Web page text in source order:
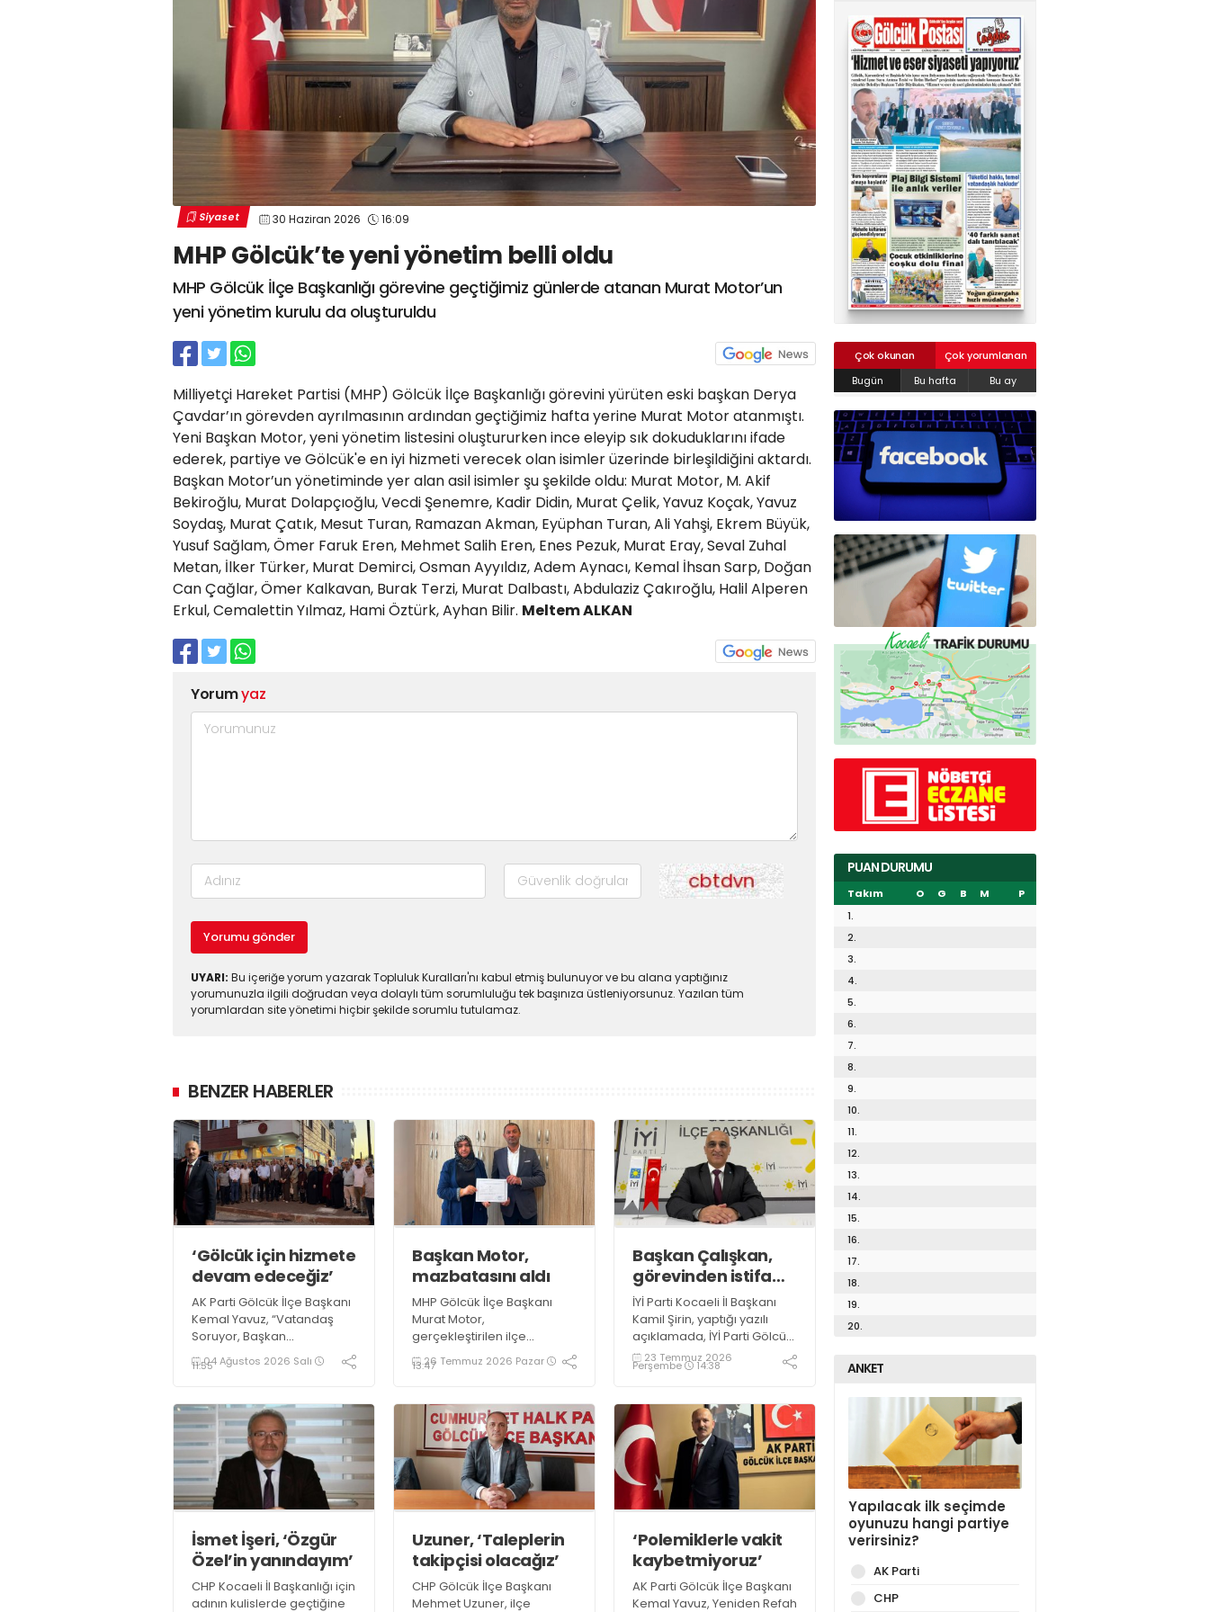
Siyaset 30 Haziran 2026 16:09
MHP Gölcük’te yeni yönetim belli oldu
MHP Gölcük İlçe Başkanlığı görevine geçtiğimiz günlerde atanan Murat Motor’un
yeni yönetim kurulu da oluşturuldu
Milliyetçi Hareket Partisi (MHP) Gölcük İlçe Başkanlığı görevini yürüten eski başkan Derya
Çavdar’ın görevden ayrılmasının ardından geçtiğimiz hafta yerine Murat Motor atanmıştı.
Yeni Başkan Motor, yeni yönetim listesini oluştururken ince eleyip sık dokuduklarını ifade
ederek, partiye ve Gölcük'e en iyi hizmeti verecek olan isimler üzerinde birleşildiğini aktardı.
Başkan Motor’un yönetiminde yer alan asil isimler şu şekilde oldu: Murat Motor, M. Akif
Bekiroğlu, Murat Dolapçıoğlu, Vecdi Şenemre, Kadir Didin, Murat Çelik, Yavuz Koçak, Yavuz
Soydaş, Murat Çatık, Mesut Turan, Ramazan Akman, Eyüphan Turan, Ali Yahşi, Ekrem Büyük,
Yusuf Sağlam, Ömer Faruk Eren, Mehmet Salih Eren, Enes Pezuk, Murat Eray, Seval Zuhal
Metan, İlker Türker, Murat Demirci, Osman Ayyıldız, Adem Aynacı, Kemal İhsan Sarp, Doğan
Can Çağlar, Ömer Kalkavan, Burak Terzi, Murat Dalbastı, Abdulaziz Çakıroğlu, Halil Alperen
Erkul, Cemalettin Yılmaz, Hami Öztürk, Ayhan Bilir. Meltem ALKAN
Yorumyaz
Yorumu gönder
UYARI: Bu içeriğe yorum yazarak Topluluk Kuralları'nı kabul etmiş bulunuyor ve bu alana yaptığınız
yorumunuzla ilgili doğrudan veya dolaylı tüm sorumluluğu tek başınıza üstleniyorsunuz. Yazılan tüm
yorumlardan site yönetimi hiçbir şekilde sorumlu tutulamaz.
BENZER HABERLER
‘Gölcük için hizmete
devam edeceğiz’
AK Parti Gölcük İlçe Başkanı
Kemal Yavuz, “Vatandaş
Soruyor, Başkan
Cevaplıyor” programı ve
parti çalışmaları hakkında
Yavuz, “İlçemiz için
üretmeye ve hizmet
etmeye devam edeceğiz”
dedi
04 Ağustos 2026 Salı
11:55
Başkan Motor,
mazbatasını aldı
MHP Gölcük İlçe Başkanı
Murat Motor,
gerçekleştirilen ilçe
kongresinin ardından
mazbatasını teslim aldı.
gerçekleşen mazbata
töreninde MHP Gölcük İlçe
Yönetim Kurulu üyeleri de
eksiksiz olarak hazır
bulundu
26 Temmuz 2026 Pazar
13:47
Başkan Çalışkan,
görevinden istifa
etti
İYİ Parti Kocaeli İl Başkanı
Kamil Şirin, yaptığı yazılı
açıklamada, İYİ Parti Gölcük
İlçe Başkanı Mustafa
Çalışkan’ın kişisel
görevinden istifa ettiğini
belirtti
23 Temmuz 2026
Perşembe 14:38
İsmet İşeri, ‘Özgür
Özel’in yanındayım’
CHP Kocaeli İl Başkanlığı için
adının kulislerde geçtiğine
Uzuner, ‘Taleplerin
takipçisi olacağız’
CHP Gölcük İlçe Başkanı
Mehmet Uzuner, ilçe
‘Polemiklerle vakit
kaybetmiyoruz’
AK Parti Gölcük İlçe Başkanı
Kemal Yavuz, Yeniden Refah
Çok okunan
Çok yorumlanan
Bugün
Bu hafta Bu ay
PUAN DURUMU
Takım O G B M
P
1.
2.
3.
4.
5.
6.
7.
8.
9.
10.
11.
12.
13.
14.
15.
16.
17.
18.
19.
20.
ANKET
Yapılacak ilk seçimde
oyunuzu hangi partiye
verirsiniz?
AK Parti
CHP
02624132333
haber@golcukpostasi.com